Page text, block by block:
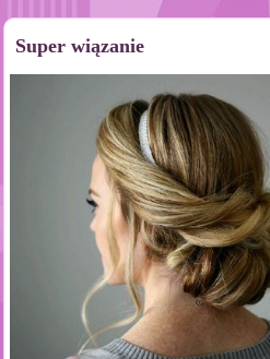
Super wiązanie